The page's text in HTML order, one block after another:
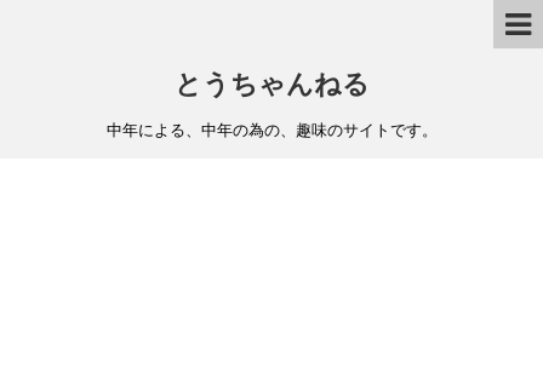
とうちゃんねる
中年による、中年の為の、趣味のサイトです。